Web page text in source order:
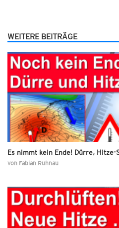
WEITERE BEITRÄGE
Es nimmt kein Ende! Dürre,
von Fabian Ruhnau